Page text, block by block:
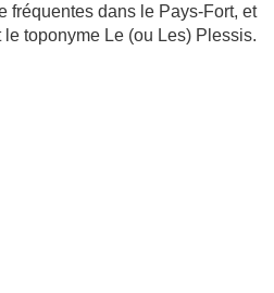
fréquentes dans le Pays-Fort, et
toponyme Le (ou Les) Plessis.